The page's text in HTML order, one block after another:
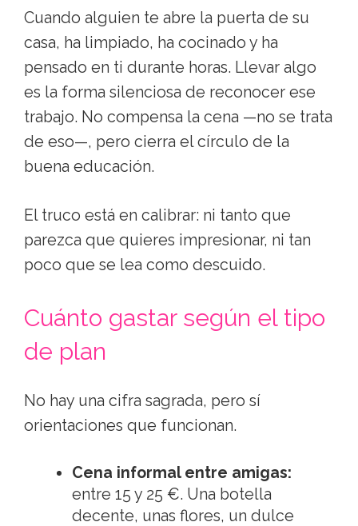
Cuando alguien te abre la puerta de su
casa, ha limpiado, ha cocinado y ha
pensado en ti durante horas. Llevar algo
es la forma silenciosa de reconocer ese
trabajo. No compensa la cena —no se trata
de eso—, pero cierra el círculo de la
buena educación.
El truco está en calibrar: ni tanto que
parezca que quieres impresionar, ni tan
poco que se lea como descuido.
Cuánto gastar según el tipo
de plan
No hay una cifra sagrada, pero sí
orientaciones que funcionan.
Cena informal entre amigas:
entre 15 y 25 €. Una botella
decente, unas flores, un dulce